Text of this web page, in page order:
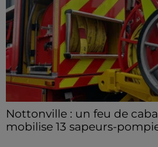
Nottonville : un feu de
mobilise 13 sapeurs-